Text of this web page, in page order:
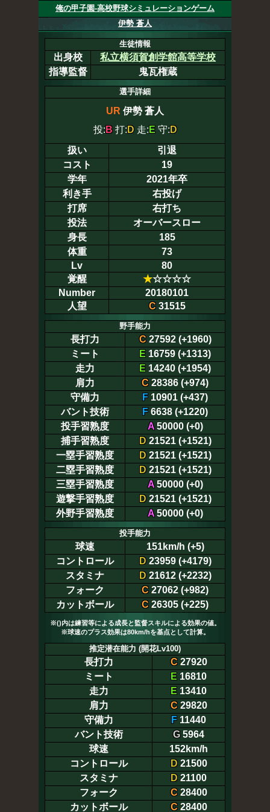
俺の甲子園-高校野球シミュレーションゲーム
伊勢 蒼人
生徒情報
出身校
私立横須賀創学館高等学校
指導監督
鬼瓦権蔵
選手詳細
UR 伊勢 蒼人
投: B打: D走: E守: D
扱い
引退
コスト
19
学年
2021年卒
利き手
右投げ
打席
右打ち
投法
オーバースロー
身長
185
体重
73
Lv
80
覚醒
★☆☆☆☆
Number
20180101
人望
C31515
野手能力
長打力 C27592 (+1960)
ミート
E 16759 (+1313)
走力
E 14240 (+1954)
肩力
C 28386 (+974)
守備力
F 10901 (+437)
バント技術
F 6638 (+1220)
投手習熟度
A50000 (+0)
捕手習熟度
D21521 (+1521)
一塁手習熟度
D21521 (+1521)
二塁手習熟度
D21521 (+1521)
三塁手習熟度
A50000 (+0)
遊撃手習熟度
D21521 (+1521)
外野手習熟度
A50000 (+0)
投手能力
球速
151km/h (+5)
コントロール
D23959 (+4179)
スタミナ
D21612 (+2232)
フォーク
C 27062 (+982)
カットボール
C 26305 (+225)
※()内は練習等による成長と監督スキルによる効果の値。
※球速のプラス効果は80km/hを基点として計算。
推定潜在能力 (開花Lv100)
長打力 C27920
ミート
E 16810
走力
E 13410
肩力
C29820
守備力
F 11440
バント技術
G5964
球速
152km/h
コントロール
D21500
スタミナ
D 21100
フォーク
C28400
カットボール
C28400